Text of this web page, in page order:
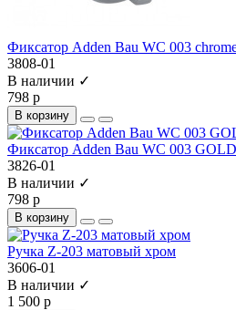
Фиксатор Adden Bau WC 003
3808-01
В наличии ✓
798 р
В корзину
Фиксатор Adden Bau WC 003 GOLD
3826-01
В наличии ✓
798 р
В корзину
Ручка Z-203 матовый хром
3606-01
В наличии ✓
1 500 р